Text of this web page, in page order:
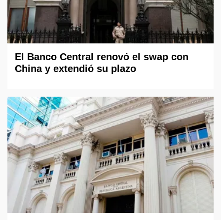
El Banco Central renovó el swap con
China y extendió su plazo